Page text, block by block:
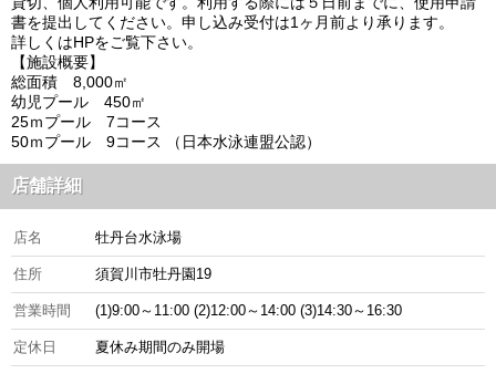
書を提出してください。申し込み受付は1ヶ月前より承ります。
詳しくはHPをご覧下さい。
【施設概要】
総面積 8,000㎡
幼児プール 450㎡
25ｍプール 7コース
50ｍプール 9コース （日本水泳連盟公認）
店舗詳細
店名 牡丹台水泳場
住所 須賀川市牡丹園19
営業時間 (1)9:00～11:00 (2)12:00～14:00 (3)14:30～16:30
定休日 夏休み期間のみ開場